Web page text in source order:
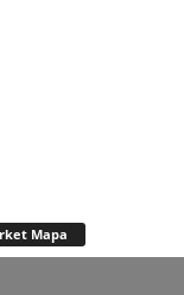
Mapa